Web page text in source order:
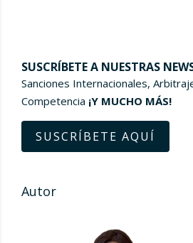
SUSCRÍBETE A NUESTRAS
Sanciones Internacionales,
Competencia ¡Y MUCHO MÁS!
SUSCRÍBETE AQUÍ
Autor